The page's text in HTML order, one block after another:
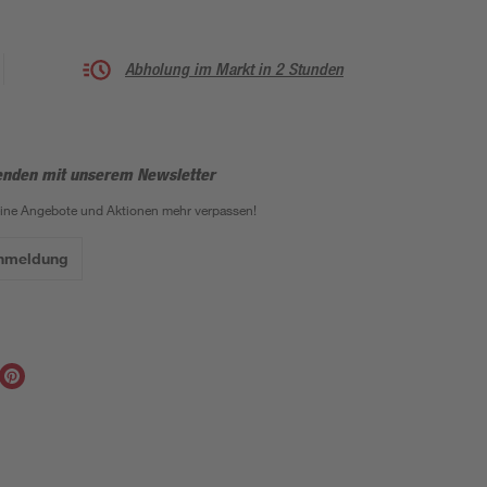
Abholung im Markt in 2 Stunden
mit unserem Newsletter
Angebote und Aktionen mehr verpassen!